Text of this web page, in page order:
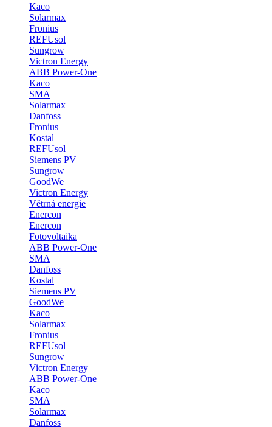
Kaco
Solarmax
Fronius
REFUsol
Sungrow
Victron Energy
ABB Power-One
Kaco
SMA
Solarmax
Danfoss
Fronius
Kostal
REFUsol
Siemens PV
Sungrow
GoodWe
Victron Energy
Větrná energie
Enercon
Enercon
Fotovoltaika
ABB Power-One
SMA
Danfoss
Kostal
Siemens PV
GoodWe
Kaco
Solarmax
Fronius
REFUsol
Sungrow
Victron Energy
ABB Power-One
Kaco
SMA
Solarmax
Danfoss